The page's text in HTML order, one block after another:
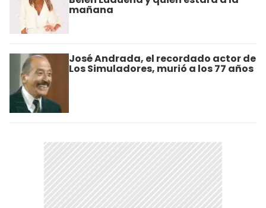
mañana
José Andrada, el recordado actor de
Los Simuladores, murió a los 77 años